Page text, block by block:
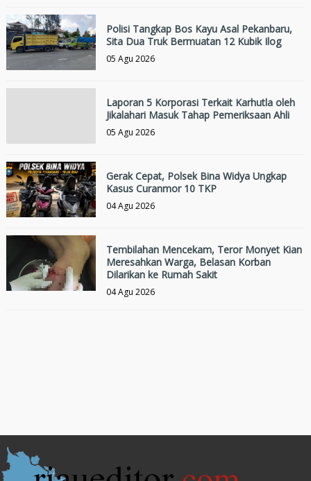
Polisi Tangkap Bos Kayu Asal Pekanbaru,
Sita Dua Truk Bermuatan 12 Kubik Ilog
05 Agu 2026
Laporan 5 Korporasi Terkait Karhutla oleh
Jikalahari Masuk Tahap Pemeriksaan Ahli
05 Agu 2026
Gerak Cepat, Polsek Bina Widya Ungkap
Kasus Curanmor 10 TKP
04 Agu 2026
Tembilahan Mencekam, Teror Monyet Kian
Meresahkan Warga, Belasan Korban
Dilarikan ke Rumah Sakit
04 Agu 2026